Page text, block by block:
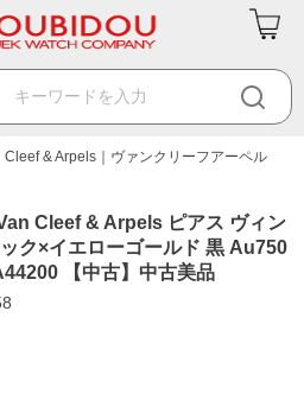
Cleef & Arpels｜ヴァンクリーフアーペル
Cleef & Arpels ピアス ヴィン
ク×イエローゴールド 黒 Au750
【中古】中古美品